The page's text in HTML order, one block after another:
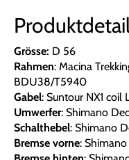
Grösse: D 56
Rahmen: Macina
BDU38/T5940
Gabel: Suntour NX1 coil
Umwerfer: Shimano
Schalthebel: Shimano
Bremse vorne: